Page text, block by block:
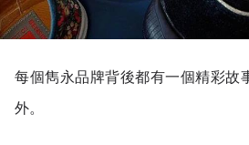
每個雋永品牌背後都有一個精彩故
外。